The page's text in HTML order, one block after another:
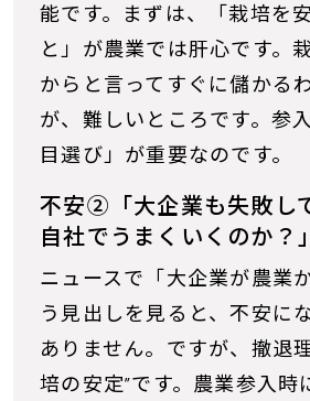
能です。まずは、「栽培を
と」が農業では肝心です。
からと言ってすぐに儲かる
が、難しいところです。参
目選び」が重要なのです。
不安②「大企業も失敗し
自社でうまくいくのか？」
ニュースで「大企業が農業
う見出しを見ると、不安に
ありません。ですが、撤退
培の安定”です。農業参入時